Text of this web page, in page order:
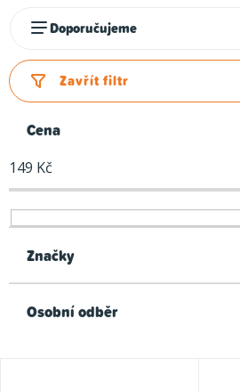
z
e
í
p
r
o
u
Doporučujeme
Zavřít filtr
Cena
149 Kč
Značky
Osobní odběr